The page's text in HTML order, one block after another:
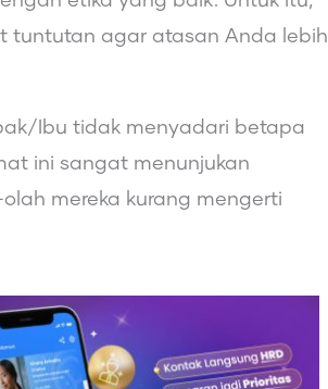
tuntutan agar atasan Anda lebih
Ibu tidak menyadari betapa
ini sangat menunjukan
mereka kurang mengerti